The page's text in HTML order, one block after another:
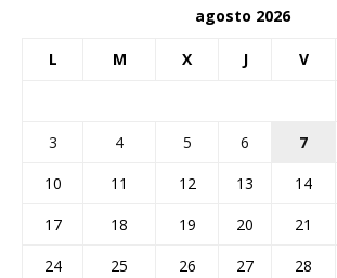
agosto 2026
L M X J V
3
4 5 6 7
10
11 12 13 14
17
18 19 20 21
24
25 26 27 28